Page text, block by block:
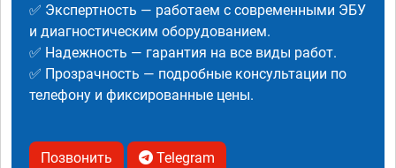
✅ Экспертность — работаем с современными ЭБУ
и диагностическим оборудованием.
✅ Надежность — гарантия на все виды работ.
✅ Прозрачность — подробные консультации по
телефону и фиксированные цены.
Позвонить Telegram